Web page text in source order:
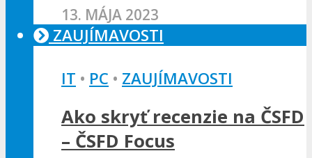
13. MÁJA 2023
ZAUJÍMAVOSTI
IT • PC • ZAUJÍMAVOSTI
Ako skryť recenzie na ČSFD
– ČSFD Focus